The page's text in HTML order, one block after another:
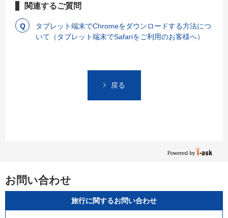
関連するご質問
タブレット端末でChromeをダウンロードする方法につ
いて（タブレット端末でSafariをご利用のお客様へ）
戻る
お問い合わせ
旅行に関するお問い合わせ